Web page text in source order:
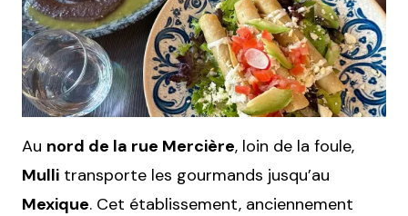
Au nord de la rue Mercière, loin de la foule,
Mulli transporte les gourmands jusqu’au
Mexique. Cet établissement, anciennement